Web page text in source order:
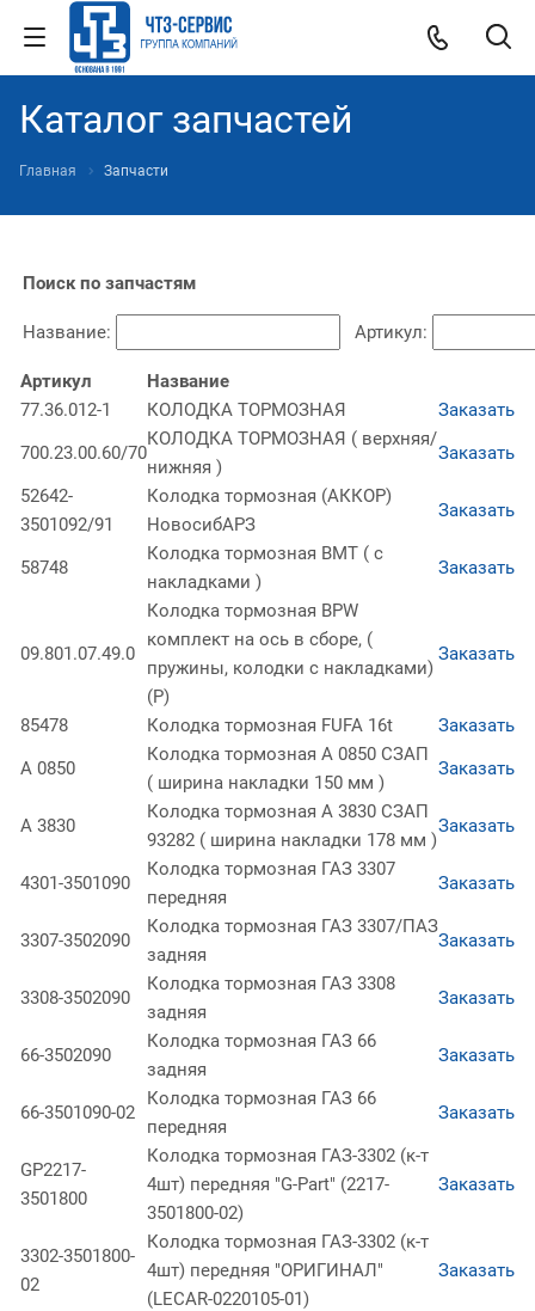
Каталог запчастей
Главная Запчасти
Поиск по запчастям
Название: Артикул:
Артикул
Название
77.36.012-1
КОЛОДКА ТОРМОЗНАЯ
Заказать
700.23.00.60/70
КОЛОДКА ТОРМОЗНАЯ ( верхняя/
нижняя )
Заказать
52642-
3501092/91
Колодка тормозная (АККОР)
НовосибАРЗ
Заказать
58748
Колодка тормозная BMT ( с
накладками )
Заказать
09.801.07.49.0
Колодка тормозная BPW
комплект на ось в сборе, (
пружины, колодки с накладками)
(Р)
Заказать
85478 Колодка тормозная FUFA 16t
Заказать
А 0850
Колодка тормозная А 0850 СЗАП
( ширина накладки 150 мм )
Заказать
А 3830
Колодка тормозная А 3830 СЗАП
93282 ( ширина накладки 178 мм )
Заказать
4301-3501090
Колодка тормозная ГАЗ 3307
передняя
Заказать
3307-3502090
Колодка тормозная ГАЗ 3307/ПАЗ
задняя
Заказать
3308-3502090
Колодка тормозная ГАЗ 3308
задняя
Заказать
66-3502090
Колодка тормозная ГАЗ 66
задняя
Заказать
66-3501090-02
Колодка тормозная ГАЗ 66
передняя
Заказать
GP2217-
3501800
Колодка тормозная ГАЗ-3302 (к-т
4шт) передняя "G-Part" (2217-
3501800-02)
Заказать
3302-3501800-
02
Колодка тормозная ГАЗ-3302 (к-т
4шт) передняя "ОРИГИНАЛ"
(LECAR-0220105-01)
Заказать